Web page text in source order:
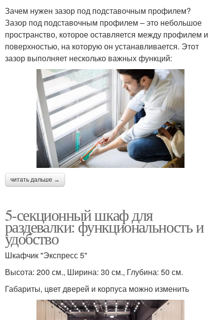
Зачем нужен зазор под подставочным профилем?
Зазор под подставочным профилем – это небольшое
пространство, которое оставляется между профилем и
поверхностью, на которую он устанавливается. Этот
зазор выполняет несколько важных функций:
читать дальше →
5-секционный шкаф для
раздевалки: функциональность и
удобство
Шкафчик "Экспресс 5"
Высота: 200 см., Ширина: 30 см., Глубина: 50 см.
Габариты, цвет дверей и корпуса можно изменить